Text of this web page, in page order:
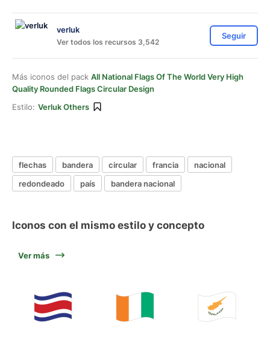
verluk
Ver todos los recursos 3,542
Seguir
Más iconos del pack All National Flags Of The World Very High
Quality Rounded Flags Circular Design
Estilo: Verluk Others
flechas bandera circular francia
nacional
redondeado
país bandera nacional
Iconos con el mismo estilo y concepto
Ver más